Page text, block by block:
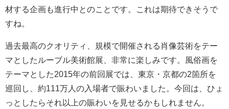
材する企画も進行中とのことです。これは期待できそうで
すね。
過去最高のクオリティ、規模で開催される肖像芸術をテー
マとしたルーブル美術館展、非常に楽しみです。風俗画を
テーマとした2015年の前回展では、東京・京都の2箇所を
巡回し、約111万人の入場者で賑わいました。今回は、ひょ
っとしたらそれ以上の賑わいを見せるかもしれません。